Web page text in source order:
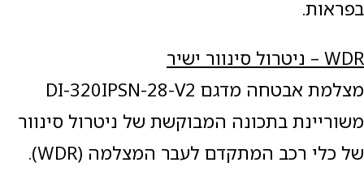
בפראות.
WDR – ניטרול סינוור ישיר
מצלמת אבטחה מדגם DI-320IPSN-28-V2
משוריינת בתכונה המבוקשת של ניטרול סינוור
של כלי רכב המתקדם לעבר המצלמה (WDR).